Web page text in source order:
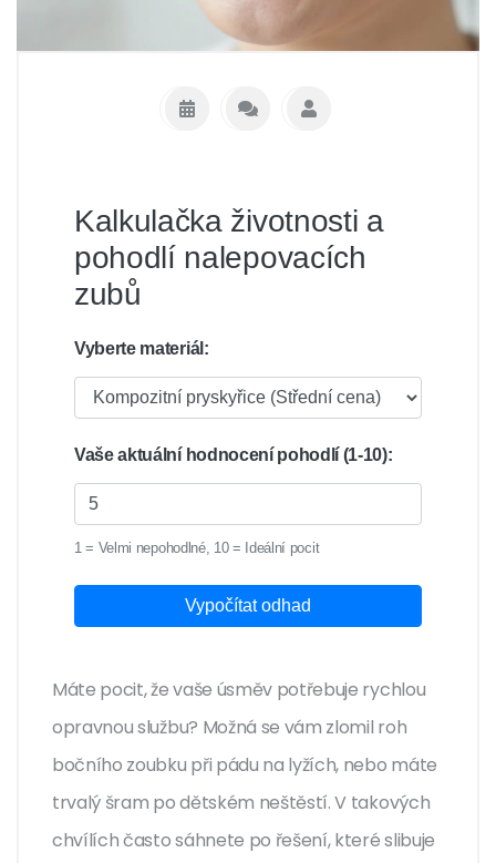
Kalkulačka životnosti a
pohodlí nalepovacích
zubů
Vyberte materiál:
Vaše aktuální hodnocení pohodlí (1-10):
1 = Velmi nepohodlné, 10 = Ideální pocit
Vypočítat odhad
Máte pocit, že vaše úsměv potřebuje rychlou
opravnou službu? Možná se vám zlomil roh
bočního zoubku při pádu na lyžích, nebo máte
trvalý šram po dětském neštěstí. V takových
chvílích často sáhnete po řešení, které slibuje